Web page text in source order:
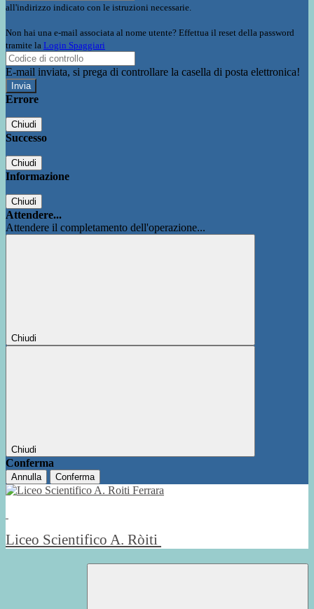
all'indirizzo indicato con le istruzioni necessarie.
Non hai una e-mail associata al nome utente? Effettua il reset della password
tramite la Login Spaggiari
E-mail inviata, si prega di controllare la casella di posta elettronica!
Errore
Chiudi
Successo
Chiudi
Informazione
Chiudi
Attendere...
Attendere il completamento dell'operazione...
Chiudi
Chiudi
Conferma
Annulla Conferma
Liceo Scientifico A. Ròiti